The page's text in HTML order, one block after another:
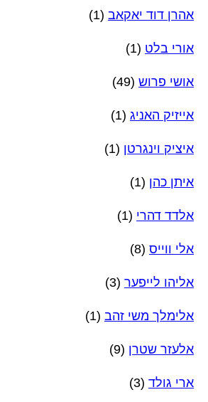
אהרן דוד יאקאב (1)
אורי בלט (1)
אושי פרוש (49)
אייזיק האניג (1)
איציק וינגרטן (1)
איתן כהן (1)
אלדד דהרי (1)
אלי ווייס (8)
אליהו לייפער (3)
אלימלך משי זהב (1)
אלעזר שטרן (9)
ארי גולד (3)